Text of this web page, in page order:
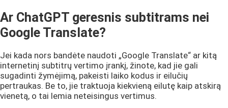
Ar ChatGPT geresnis subtitrams nei
Google Translate?
Jei kada nors bandėte naudoti „Google Translate“ ar kitą
internetinį subtitrų vertimo įrankį, žinote, kad jie gali
sugadinti žymėjimą, pakeisti laiko kodus ir eilučių
pertraukas. Be to, jie traktuoja kiekvieną eilutę kaip atskirą
vienetą, o tai lemia neteisingus vertimus.